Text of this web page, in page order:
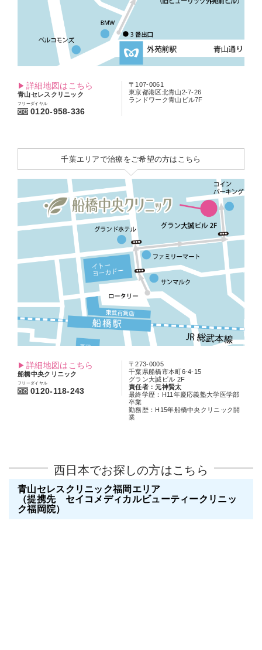
詳細地図はこちら
青山セレスクリニック
フリーダイヤル
0120-958-336
〒107-0061
東京都港区北青山2-7-26
ランドワーク青山ビル7F
千葉エリアで治療をご希望の方はこちら
詳細地図はこちら
船橋中央クリニック
フリーダイヤル
0120-118-243
〒273-0005
千葉県船橋市本町6-4-15
グラン大誠ビル 2F
責任者：元神賢太
最終学歴：H11年慶応義塾大学医学部
卒業
勤務歴：H15年船橋中央クリニック開
業
西日本でお探しの方はこちら
青山セレスクリニック福岡エリア
（提携先 セイコメディカルビューティークリニッ
ク福岡院）